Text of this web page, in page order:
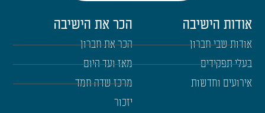
אודות הישיבה
אודות שבי חברון
בעלי תפקידים
אירועים וחדשות
הכר את הישיבה
הכר את חברון
מאז ועד היום
מרכז שדה חמד
יזכור